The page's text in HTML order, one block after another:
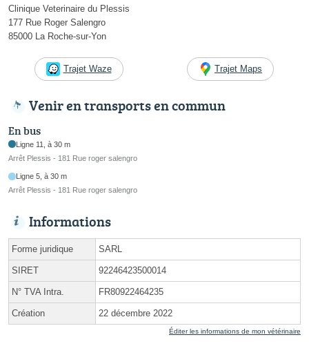
Clinique Veterinaire du Plessis
177 Rue Roger Salengro
85000 La Roche-sur-Yon
Trajet Waze Trajet Maps
Venir en transports en commun
En bus
Ligne 11, à 30 m
Arrêt Plessis - 181 Rue roger salengro
Ligne 5, à 30 m
Arrêt Plessis - 181 Rue roger salengro
Informations
Forme juridique SARL
SIRET 92246423500014
N° TVA Intra. FR80922464235
Création 22 décembre 2022
Éditer les informations de mon vétérinaire